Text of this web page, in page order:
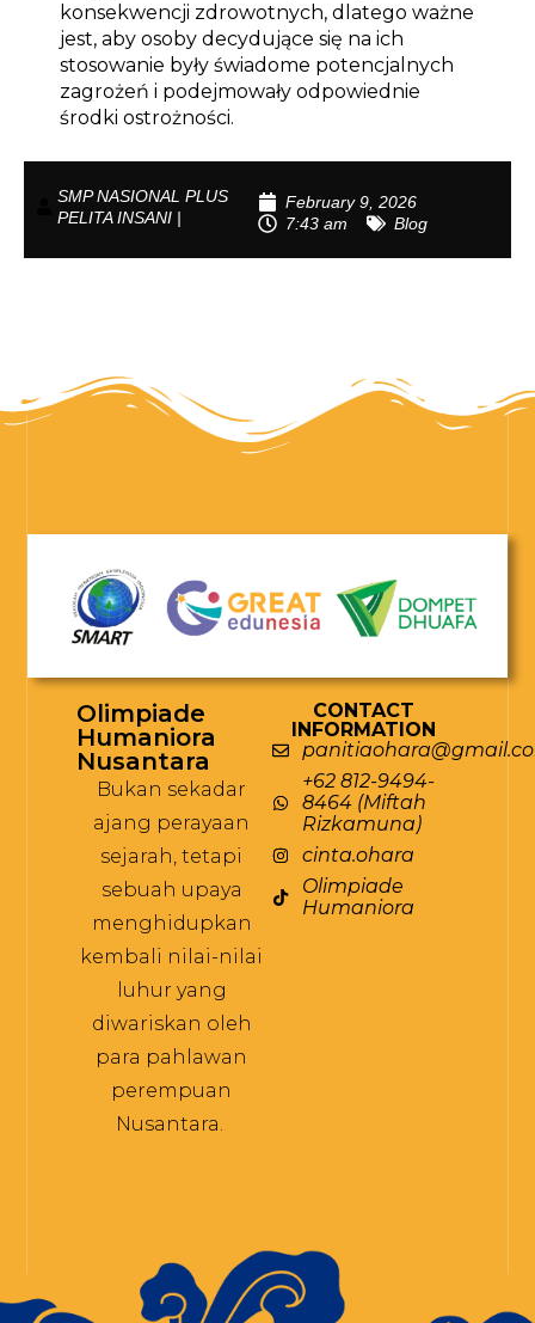
konsekwencji zdrowotnych, dlatego ważne
jest, aby osoby decydujące się na ich
stosowanie były świadome potencjalnych
zagrożeń i podejmowały odpowiednie
środki ostrożności.
SMP NASIONAL PLUS
PELITA INSANI |
February 9, 2026
7:43 am
Blog
Olimpiade
Humaniora
Nusantara
Bukan sekadar
ajang perayaan
sejarah, tetapi
sebuah upaya
menghidupkan
kembali nilai-nilai
luhur yang
diwariskan oleh
para pahlawan
perempuan
Nusantara.
CONTACT
INFORMATION
+62 812-9494-
8464 (Miftah
Rizkamuna)
cinta.ohara
Olimpiade
Humaniora